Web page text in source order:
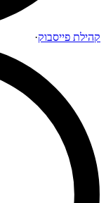
קהילת פייסבוק·